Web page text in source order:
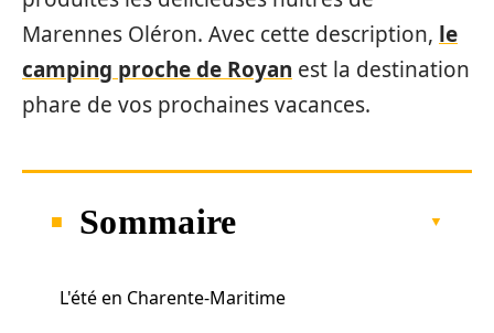
Marennes Oléron. Avec cette description, le
camping proche de Royan est la destination
phare de vos prochaines vacances.
Sommaire
L'été en Charente-Maritime